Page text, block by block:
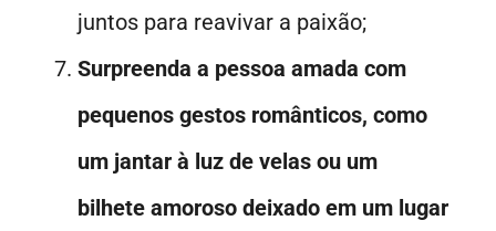
juntos para reavivar a paixão;
Surpreenda a pessoa amada com
pequenos gestos românticos, como
um jantar à luz de velas ou um
bilhete amoroso deixado em um lugar